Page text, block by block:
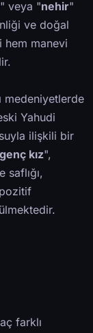
" veya "nehir"
ve doğal
hem manevi
medeniyetlerde
Yahudi
ilişkili bir
genç kız",
farklı